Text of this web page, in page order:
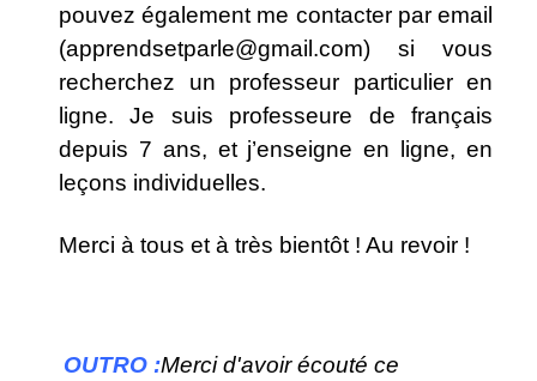
pouvez également me contacter par email
(apprendsetparle@gmail.com) si vous
recherchez un professeur particulier en
ligne. Je suis professeure de français
depuis 7 ans, et j’enseigne en ligne, en
leçons individuelles.
Merci à tous et à très bientôt ! Au revoir !
OUTRO :Merci d'avoir écouté ce